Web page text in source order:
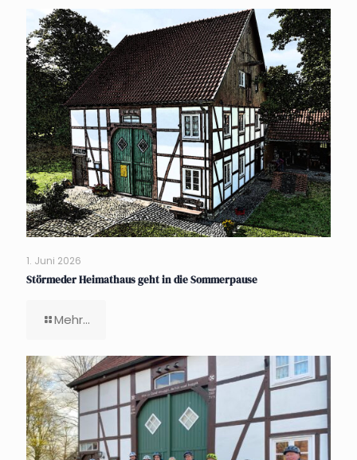
1. Juni 2026
Störmeder Heimathaus geht in die Sommerpause
Mehr...